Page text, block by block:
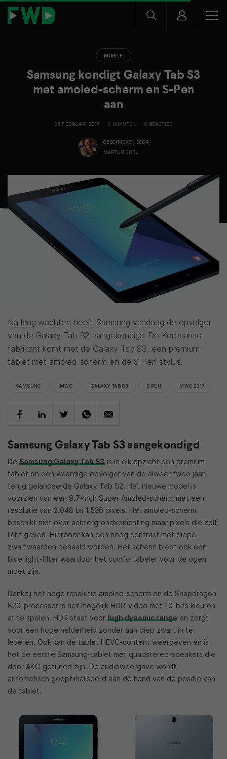
MOBILE
Samsung kondigt Galaxy Tab S3
met amoled-scherm en S-Pen
aan
26 FEBRUARI 2017 3 MINUTEN 0 REACTIES
GESCHREVEN DOOR
MARTIJN CHEL
Na lang wachten heeft Samsung vandaag de opvolger
van de Galaxy Tab S2 aangekondigd. De Koreaanse
fabrikant komt met de Galaxy Tab S3, een premium
tablet met amoled-scherm en de S-Pen stylus.
SAMSUNG MWC GALAXY TAB S3 S PEN MWC 2017
Samsung Galaxy Tab S3 aangekondigd
De Samsung Galaxy Tab S3 is in elk opzicht een premium
tablet en een waardige opvolger van de alweer twee jaar
terug gelanceerde Galaxy Tab S2. Het nieuwe model is
voorzien van een 9.7-inch Super Amoled-scherm met een
resolutie van 2.048 bij 1.536 pixels. Het amoled-scherm
beschikt niet over achtergrondverlichting maar pixels die zelf
licht geven. Hierdoor kan een hoog contrast met diepe
zwartwaarden behaald worden. Het scherm biedt ook een
blue light-filter waardoor het comfortabeler voor de ogen
moet zijn.
Dankzij het hoge resolutie amoled-scherm en de Snapdragon
820-processor is het mogelijk HDR-video met 10-bits kleuren
af te spelen. HDR staat voor high dynamic range en zorgt
voor een hoge helderheid zonder aan diep zwart in te
leveren. Ook kan de tablet HEVC-content weergeven en is
het de eerste Samsung-tablet met quadstereo-speakers die
door AKG getuned zijn. De audioweergave wordt
automatisch geoptimaliseerd aan de hand van de positie van
de tablet.